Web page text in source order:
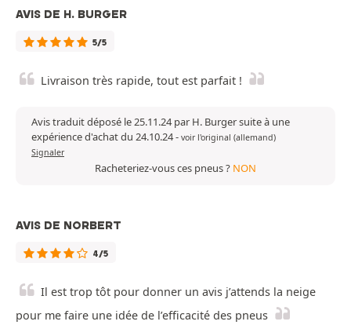
AVIS DE H. BURGER
5/5
Livraison très rapide, tout est parfait !
Avis traduit déposé le 25.11.24 par H. Burger suite à une
expérience d'achat du 24.10.24- voir l'original (allemand)
Signaler
Racheteriez-vous ces pneus ? NON
AVIS DE NORBERT
4/5
Il est trop tôt pour donner un avis j’attends la neige
pour me faire une idée de l’efficacité des pneus